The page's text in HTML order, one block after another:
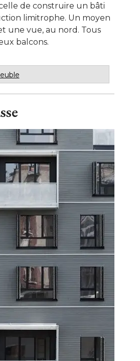
de construire un bâti
limitrophe. Un moyen
une vue, au nord. Tous
balcons.